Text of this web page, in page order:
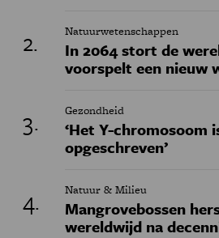
Natuurwetenschappen
In 2064 stort de
voorspelt een nieuw
Gezondheid
‘Het Y-chromosoom
opgeschreven’
Natuur & Milieu
Mangrovebossen
wereldwijd na